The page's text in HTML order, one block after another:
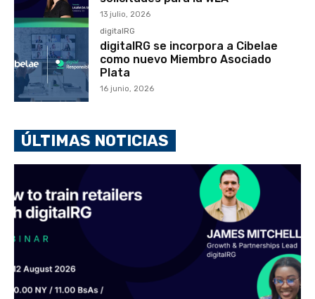
13 julio, 2026
digitalRG
digitalRG se incorpora a Cibelae
como nuevo Miembro Asociado
Plata
16 junio, 2026
ÚLTIMAS NOTICIAS